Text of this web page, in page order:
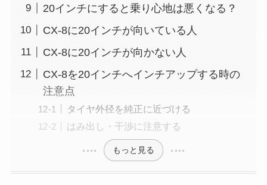
20インチにすると乗り心地は悪くなる？
CX-8に20インチが向いている人
CX-8に20インチが向かない人
CX-8を20インチへインチアップする時の
注意点
タイヤ外径を純正に近づける
はみ出し・干渉に注意する
もっと見る